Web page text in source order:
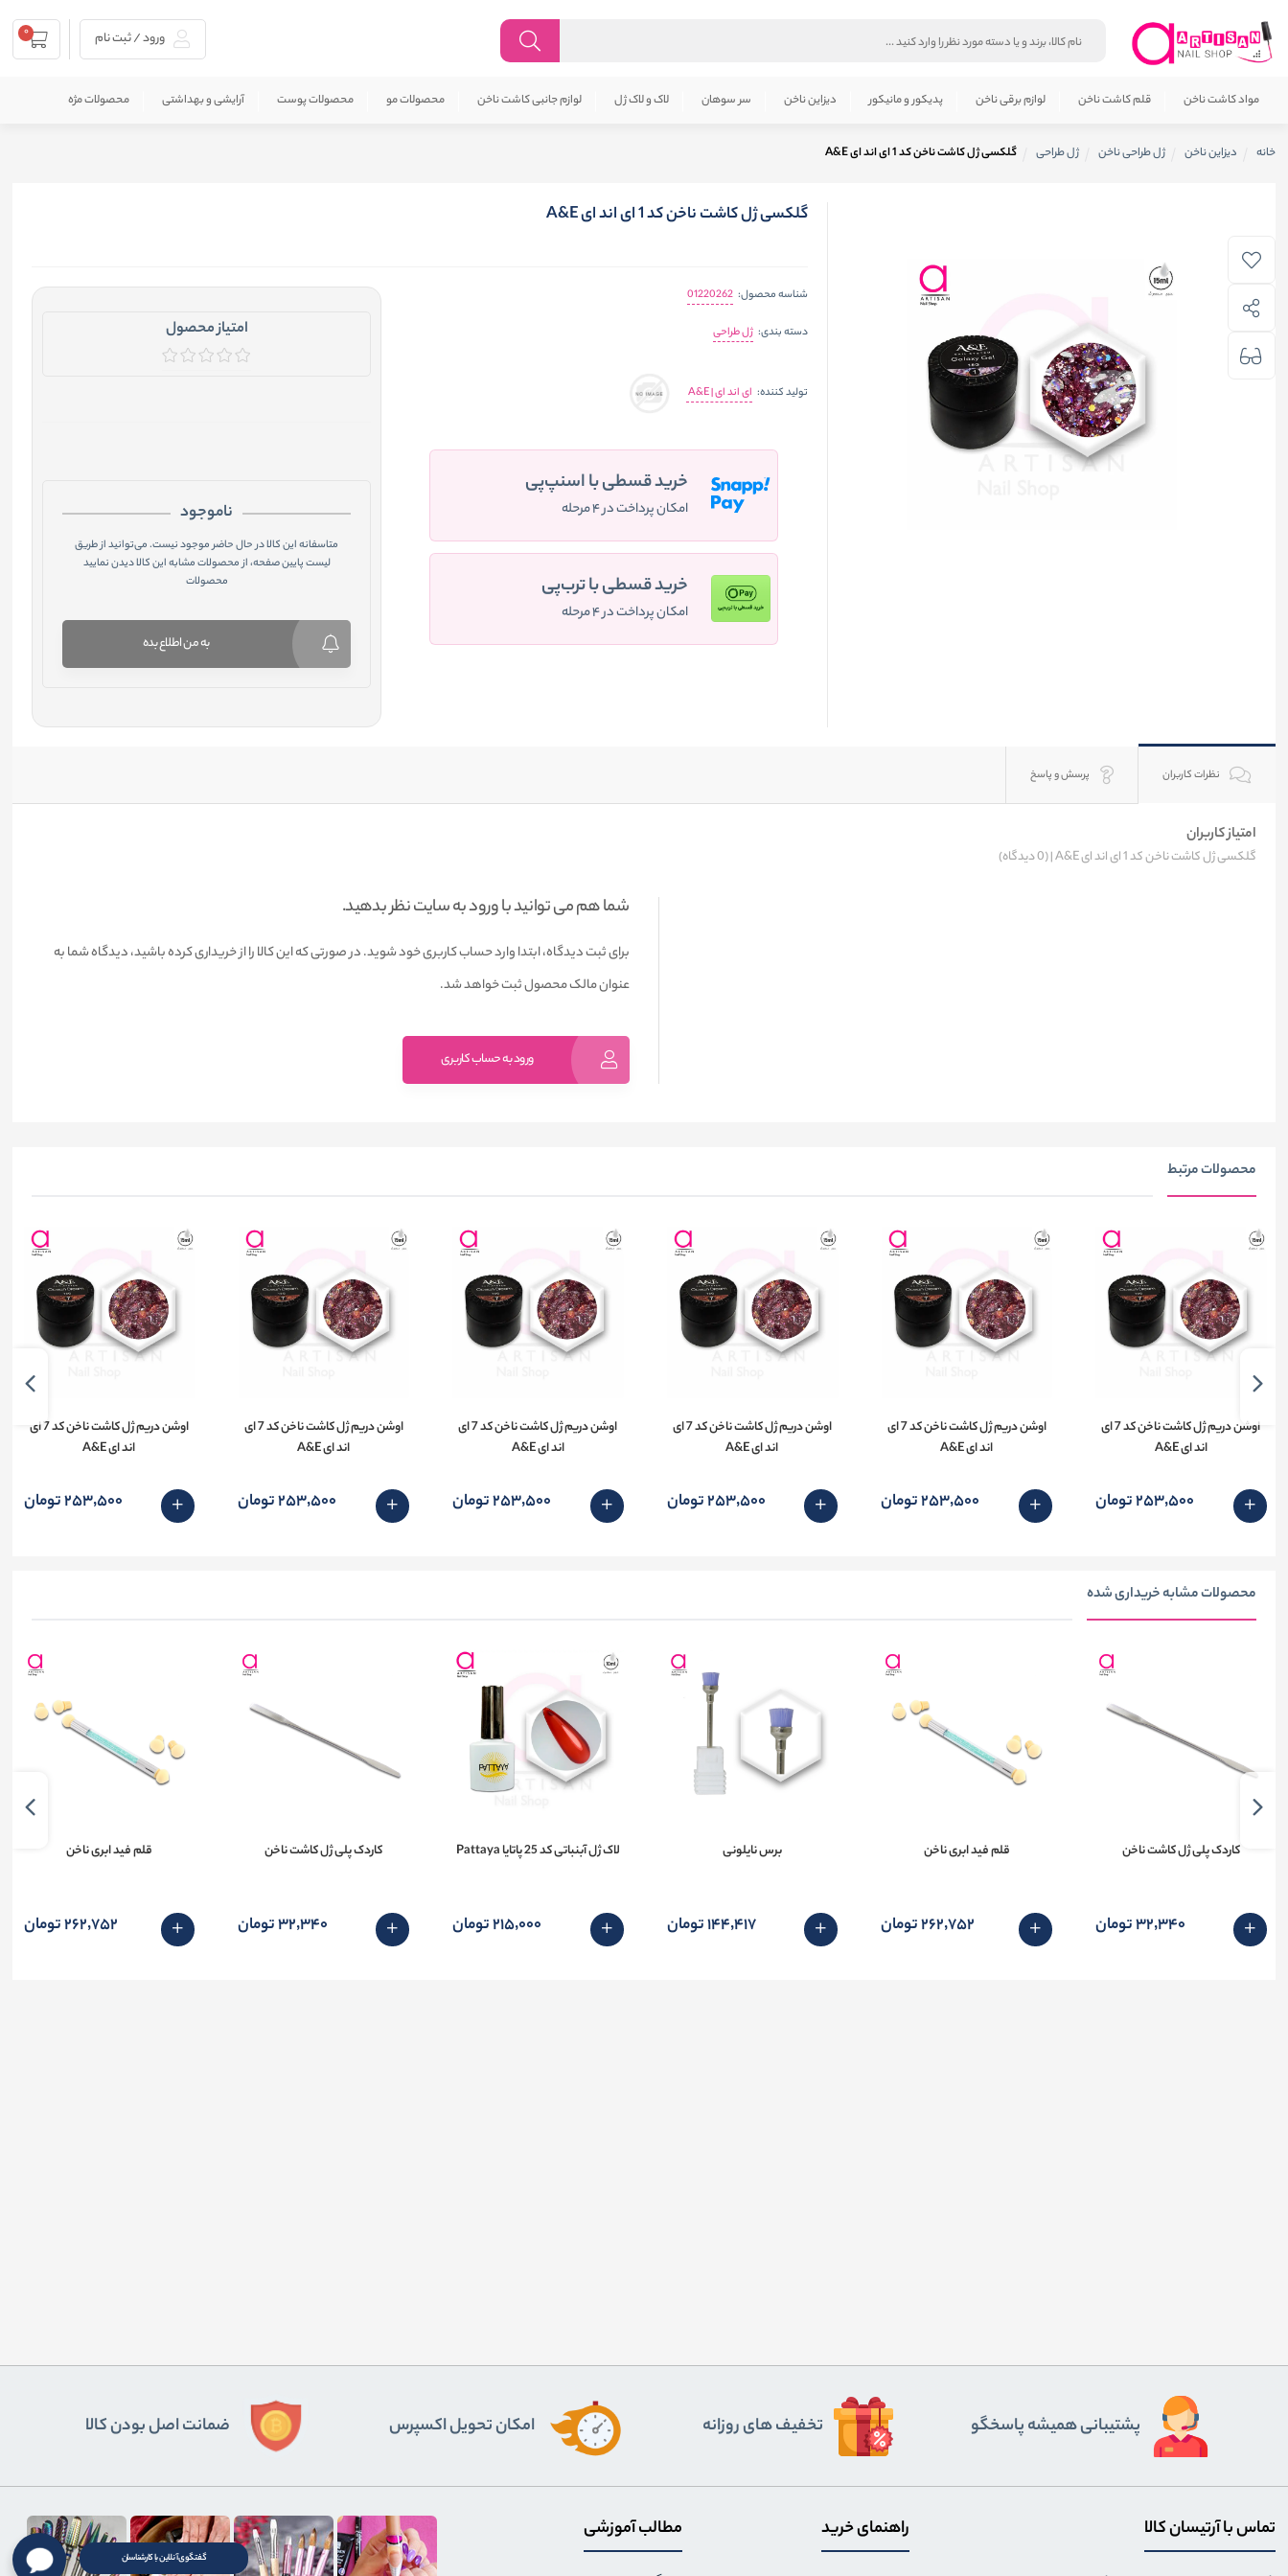
گفتگوی آنلاین با کارشناسان
ورود / ثبت نام 0
مواد کاشت ناخن قلم کاشت ناخن لوازم برقی ناخن پدیکور و مانیکور دیزاین ناخن سر سوهان لاک و لاک ژل لوازم جانبی کاشت ناخن محصولات مو محصولات پوست آرایشی و بهداشتی محصولات مژه
خانه دیزاین ناخن ژل طراحی ناخن ژل طراحی گلکسی ژل کاشت ناخن کد 1 ای اند ای A&E
گلکسی ژل کاشت ناخن کد 1 ای اند ای A&E
شناسه محصول: 01220262
دسته بندی: ژل طراحی
تولید کننده: ای اند ای | A&E
خرید قسطی با اسنپ‌پی
امکان پرداخت در ۴ مرحله
خرید قسطی با ترب‌پی
امکان پرداخت در ۴ مرحله
امتیاز محصول
ناموجود
متاسفانه این کالا در حال حاضر موجود نیست. می‌توانید از طریق
لیست پایین صفحه، از محصولات مشابه این کالا دیدن نمایید
محصولات
به من اطلاع بده
نظرات کاربران پرسش و پاسخ
امتیاز کاربران
گلکسی ژل کاشت ناخن کد 1 ای اند ای A&E | (0 دیدگاه)
شما هم می توانید با ورود به سایت نظر بدهید.
برای ثبت دیدگاه، ابتدا وارد حساب کاربری خود شوید. در صورتی که این کالا را از خریداری کرده باشید، دیدگاه شما به
عنوان مالک محصول ثبت خواهد شد.
ورود به حساب کاربری
محصولات مرتبط
اوشن دریم ژل کاشت ناخن کد 7 ای
اند ای A&E
253٬500 تومان
اوشن دریم ژل کاشت ناخن کد 7 ای
اند ای A&E
253٬500 تومان
اوشن دریم ژل کاشت ناخن کد 7 ای
اند ای A&E
253٬500 تومان
اوشن دریم ژل کاشت ناخن کد 7 ای
اند ای A&E
253٬500 تومان
اوشن دریم ژل کاشت ناخن کد 7 ای
اند ای A&E
253٬500 تومان
اوشن دریم ژل کاشت ناخن کد 7 ای
اند ای A&E
253٬500 تومان
محصولات مشابه خریداری شده
کاردک پلی ژل کاشت ناخن
32٬340 تومان
قلم فید ابری ناخن
262٬752 تومان
برس نايلونی
144٬417 تومان
لاک ژل آبنباتی کد 25 پاتایا Pattaya
215٬000 تومان
کاردک پلی ژل کاشت ناخن
32٬340 تومان
قلم فید ابری ناخن
262٬752 تومان
پشتیبانی همیشه پاسخگو تخفیف های روزانه اﻣﮑﺎن ﺗﺤﻮﯾﻞ اﮐﺴﭙﺮس ضمانت اصل بودن کالا
تماس با آرتیسان کالا راهنمای خرید مطالب آموزشی